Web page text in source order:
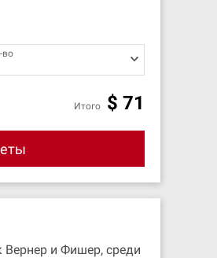
во
Итого $ 71
Вернер и Фишер, среди